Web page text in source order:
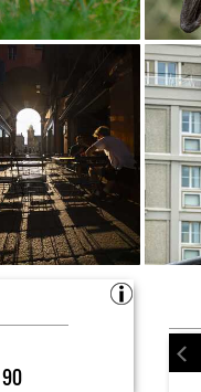
90